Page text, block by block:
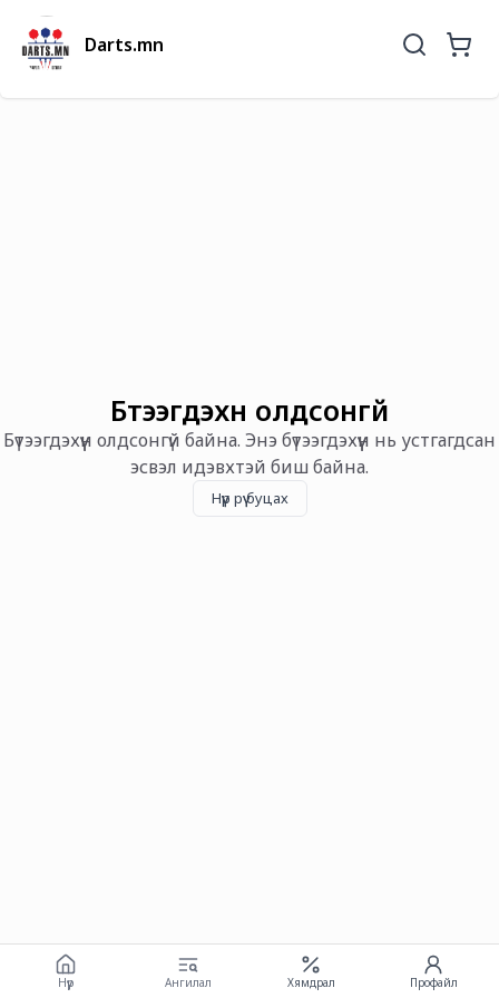
Darts.mn
Бүтээгдэхүүн олдсонгүй
Бүтээгдэхүүн олдсонгүй байна. Энэ бүтээгдэхүүн нь устгагдсан
эсвэл идэвхтэй биш байна.
Нүүр рүү буцах
Нүүр Ангилал Хямдрал Профайл